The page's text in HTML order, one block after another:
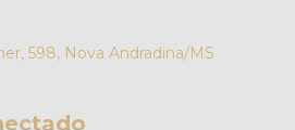
598, Nova Andradina/MS